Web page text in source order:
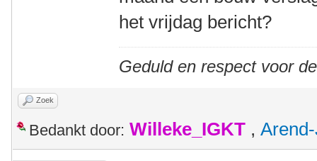
het vrijdag bericht?
Geduld en respect voor
Zoek
Bedankt door: Willeke_IGKT ,